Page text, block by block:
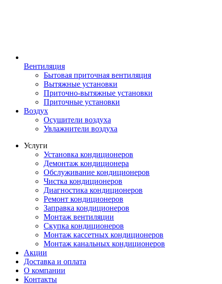
Вентиляция
Бытовая приточная вентиляция
Вытяжные установки
Приточно-вытяжные установки
Приточные установки
Воздух
Осушители воздуха
Увлажнители воздуха
Услуги
Установка кондиционеров
Демонтаж кондиционера
Обслуживание кондиционеров
Чистка кондиционеров
Диагностика кондиционеров
Ремонт кондиционеров
Заправка кондиционеров
Монтаж вентиляции
Скупка кондиционеров
Монтаж кассетных кондиционеров
Монтаж канальных кондиционеров
Акции
Доставка и оплата
О компании
Контакты